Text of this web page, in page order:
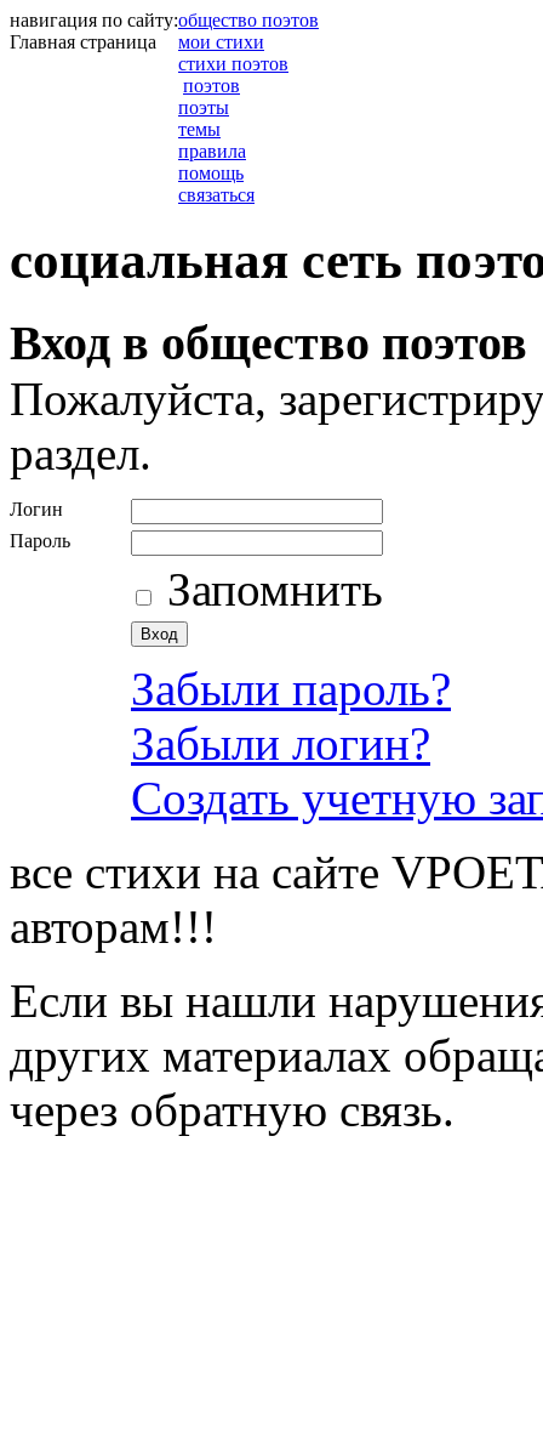
навигация по сайту:
Главная страница
общество поэтов
мои стихи
стихи поэтов
поэтов
поэты
темы
правила
помощь
связаться
социальная сеть
Вход в общество поэтов
Пожалуйста,
раздел.
Логин
Пароль
Запомнить
Забыли пароль?
Забыли логин?
Создать учетную
все стихи на сайте
авторам!!!
Если вы нашли
других материалах
через обратную связь.